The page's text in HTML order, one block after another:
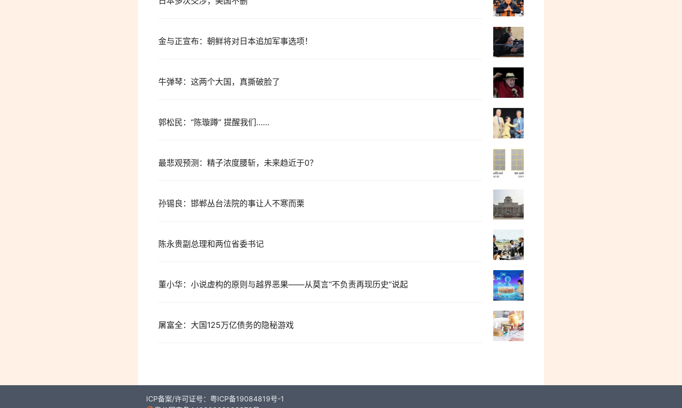
金与正宣布：朝鲜将对日本追加军事选项！
牛弹琴：这两个大国，真撕破脸了
郭松民：“陈璇蹲” 提醒我们……
最悲观预测：精子浓度腰斩，未来趋近于0？
孙锡良：邯郸丛台法院的事让人不寒而栗
陈永贵副总理和两位省委书记
董小华：小说虚构的原则与越界恶果——从莫言“不负责再现历史”说起
屠富全：大国125万亿债务的隐秘游戏
ICP备案/许可证号：粤ICP备19084819号-1